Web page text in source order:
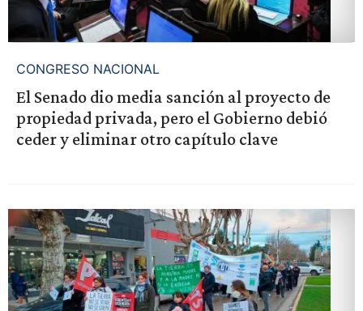
CONGRESO NACIONAL
El Senado dio media sanción al proyecto de
propiedad privada, pero el Gobierno debió
ceder y eliminar otro capítulo clave